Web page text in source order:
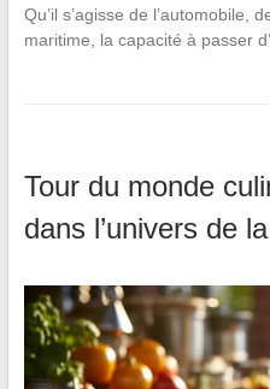
Qu’il s’agisse de l’automobile,
maritime, la capacité à passer
Tour du monde
dans l’univers de